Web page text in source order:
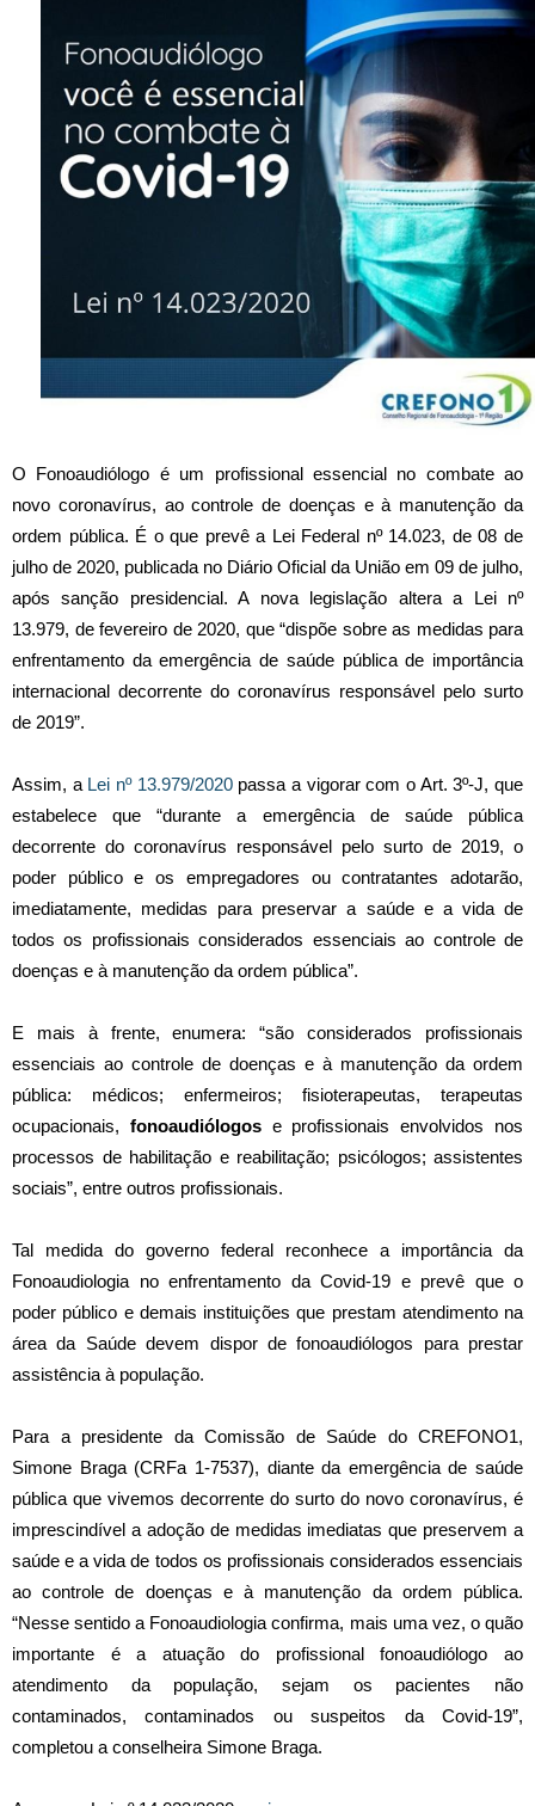
O Fonoaudiólogo é um profissional essencial no combate ao
novo coronavírus, ao controle de doenças e à manutenção da
ordem pública. É o que prevê a Lei Federal nº 14.023, de 08 de
julho de 2020, publicada no Diário Oficial da União em 09 de julho,
após sanção presidencial. A nova legislação altera a Lei nº
13.979, de fevereiro de 2020, que “dispõe sobre as medidas para
enfrentamento da emergência de saúde pública de importância
internacional decorrente do coronavírus responsável pelo surto
de 2019”.
Assim, a Lei nº 13.979/2020passa a vigorar com o Art. 3º-J, que
estabelece que “durante a emergência de saúde pública
decorrente do coronavírus responsável pelo surto de 2019, o
poder público e os empregadores ou contratantes adotarão,
imediatamente, medidas para preservar a saúde e a vida de
todos os profissionais considerados essenciais ao controle de
doenças e à manutenção da ordem pública”.
E mais à frente, enumera: “são considerados profissionais
essenciais ao controle de doenças e à manutenção da ordem
pública: médicos; enfermeiros; fisioterapeutas, terapeutas
ocupacionais, fonoaudiólogose profissionais envolvidos nos
processos de habilitação e reabilitação; psicólogos; assistentes
sociais”, entre outros profissionais.
Tal medida do governo federal reconhece a importância da
Fonoaudiologia no enfrentamento da Covid-19 e prevê que o
poder público e demais instituições que prestam atendimento na
área da Saúde devem dispor de fonoaudiólogos para prestar
assistência à população.
Para a presidente da Comissão de Saúde do CREFONO1,
Simone Braga (CRFa 1-7537), diante da emergência de saúde
pública que vivemos decorrente do surto do novo coronavírus, é
imprescindível a adoção de medidas imediatas que preservem a
saúde e a vida de todos os profissionais considerados essenciais
ao controle de doenças e à manutenção da ordem pública.
“Nesse sentido a Fonoaudiologia confirma, mais uma vez, o quão
importante é a atuação do profissional fonoaudiólogo ao
atendimento da população, sejam os pacientes não
contaminados, contaminados ou suspeitos da Covid-19”,
completou a conselheira Simone Braga.